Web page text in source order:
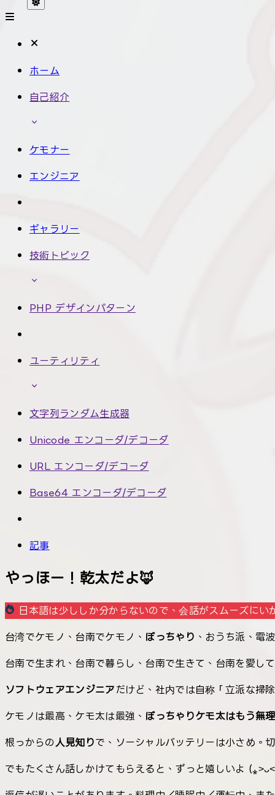
ホーム
自己紹介
ケモナー
エンジニア
ギャラリー
技術トピック
PHP デザインパターン
ユーティリティ
文字列ランダム生成器
Unicode エンコーダ/デコーダ
URL エンコーダ/デコーダ
Base64 エンコーダ/デコーダ
記事
やっほー！乾太だよ🦊
日本語は少ししか分からないので、会話がスムーズに
台湾でケモノ、台南でケモノ、 ぽっちゃり 、おうち派、電
台南で生まれ、台南で暮らし、台南で生きて、台南を愛し
ソフトウェアエンジニアだけど、社内では自称「立派な掃
ケモノは最高、ケモ太は最強、 ぽっちゃりケモ太はもう無
根っからの人見知りで、ソーシャルバッテリーは小さめ。